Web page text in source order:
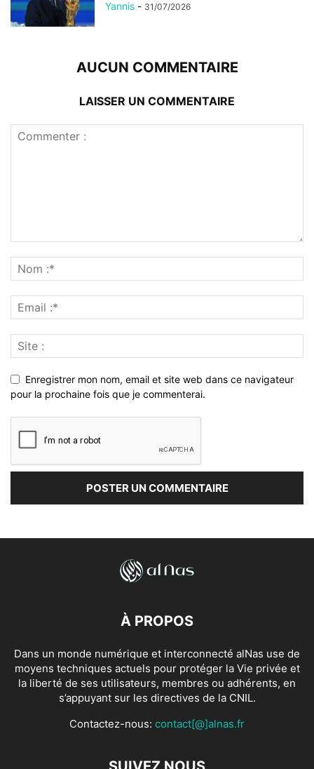
Yannis - 31/07/2026
AUCUN COMMENTAIRE
LAISSER UN COMMENTAIRE
Enregistrer mon nom, email et site web dans ce navigateur
pour la prochaine fois que je commenterai.
À PROPOS
Dans un monde numérique et interconnecté alNas use de
moyens techniques actuels pour protéger la Vie privée et
la liberté de ses utilisateurs, membres ou adhérents, en
s’appuyant sur les directives de la CNIL.
Contactez-nous: contact[@]alnas.fr